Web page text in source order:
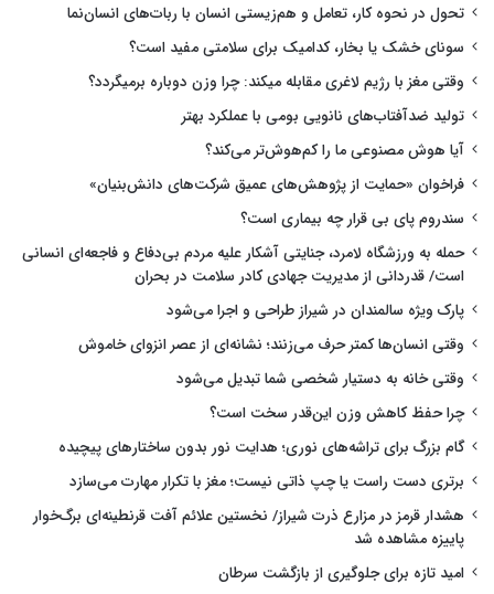
تحول در نحوه کار، تعامل و هم‌زیستی انسان با ربات‌های انسان‌نما
سونای خشک یا بخار، کدامیک برای سلامتی مفید است؟
وقتی مغز با رژیم لاغری مقابله میکند: چرا وزن دوباره برمیگردد؟
تولید ضدآفتاب‌های نانویی بومی با عملکرد بهتر
آیا هوش مصنوعی ما را کم‌هوش‌تر می‌کند؟
فراخوان «حمایت از پژوهش‌های عمیق شرکت‌های دانش‌بنیان»
سندروم پای بی قرار چه بیماری است؟
حمله به ورزشگاه لامرد، جنایتی آشکار علیه مردم بی‌دفاع و فاجعه‌ای انسانی
است/ قدردانی از مدیریت جهادی کادر سلامت در بحران
پارک ویژه سالمندان در شیراز طراحی و اجرا می‌شود
وقتی انسان‌ها کمتر حرف می‌زنند؛ نشانه‌ای از عصر انزوای خاموش
وقتی خانه به دستیار شخصی شما تبدیل می‌شود
چرا حفظ کاهش وزن این‌قدر سخت است؟
گام بزرگ برای تراشه‌های نوری؛ هدایت نور بدون ساختارهای پیچیده
برتری دست راست یا چپ ذاتی نیست؛ مغز با تکرار مهارت می‌سازد
هشدار قرمز در مزارع ذرت شیراز/ نخستین علائم آفت قرنطینه‌ای برگ‌خوار
پاییزه مشاهده شد
امید تازه برای جلوگیری از بازگشت سرطان